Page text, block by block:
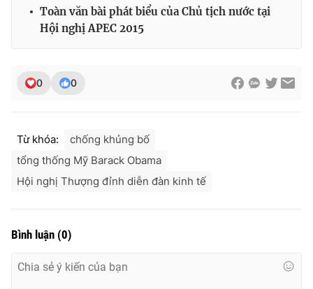
Theo dõi báo trên
Cơ quan chủ quản:
Đài Truyền hình Việt Nam
cấp ngày 29/12/2023
Phó Tổng Biên tập:Nguyễn Thị Mỹ Hạnh, Phạm Quốc Thắng,
Toàn văn bài phát biểu của Chủ tịch nước tại
Hội nghị APEC 2015
0 0
Từ khóa:
chống khủng bố
tổng thống Mỹ Barack Obama
Hội nghị Thượng đỉnh diễn đàn kinh tế
Bình luận (0)